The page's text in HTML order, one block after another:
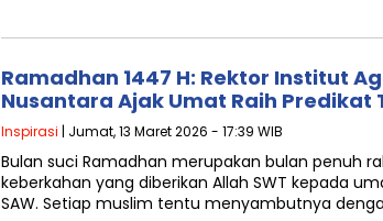
Ramadhan 1447 H: Rektor Institut
Nusantara Ajak Umat Raih Predikat
Inspirasi | Jumat, 13 Maret 2026 - 17:39 WIB
Bulan suci Ramadhan merupakan bulan penuh
keberkahan yang diberikan Allah SWT kepada
SAW. Setiap muslim tentu menyambutnya